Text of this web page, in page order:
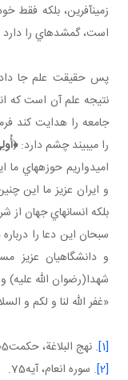
زمين آفرين، بلکه
است، گمشده اي را دارد
پس حقيقت علم جا
نتيجه علم آن است که
جامعه را هدايت کند
را مي بيند چشم دارد:
اميدواريم حوزه هاي ما
و ايران عزيز ما اين
بلکه انسان هاي جهان
سبحان اين دعا را
و دانشگاهيان عزيز
شهدا(رضوان الله عليه)
«غفر الله لنا و لکم و
[1] . نهج البلاغة، حکمت205.
[2] . سوره انعام، آيه75.